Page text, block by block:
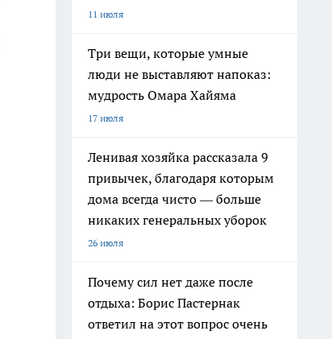
11 июля
Три вещи, которые умные
люди не выставляют напоказ:
мудрость Омара Хайяма
17 июля
Ленивая хозяйка рассказала 9
привычек, благодаря которым
дома всегда чисто — больше
никаких генеральных уборок
26 июля
Почему сил нет даже после
отдыха: Борис Пастернак
ответил на этот вопрос очень